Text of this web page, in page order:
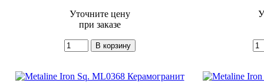
Уточните цену
при заказе